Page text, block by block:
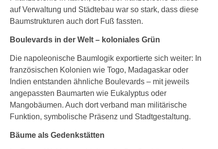
auf Verwaltung und Städtebau war so stark, dass diese
Baumstrukturen auch dort Fuß fassten.
Boulevards in der Welt – koloniales Grün
Die napoleonische Baumlogik exportierte sich weiter: In
französischen Kolonien wie Togo, Madagaskar oder
Indien entstanden ähnliche Boulevards – mit jeweils
angepassten Baumarten wie Eukalyptus oder
Mangobäumen. Auch dort verband man militärische
Funktion, symbolische Präsenz und Stadtgestaltung.
Bäume als Gedenkstätten